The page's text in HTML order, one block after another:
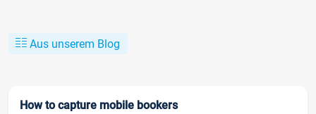
Aus unserem Blog
How to capture mobile bookers